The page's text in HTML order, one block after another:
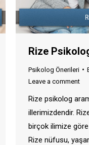
Rize
Psikolog Önerileri
Leave a comment
Rize psikolog
illerimizdendir.
birçok ilimize göre
Rize nüfusu,